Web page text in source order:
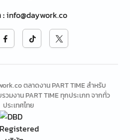
:info@daywork.co
ตลาดงาน PART TIME สำหรับ
มงาน PART TIME ทุกประเภท จากทั่ว
ประเทศไทย